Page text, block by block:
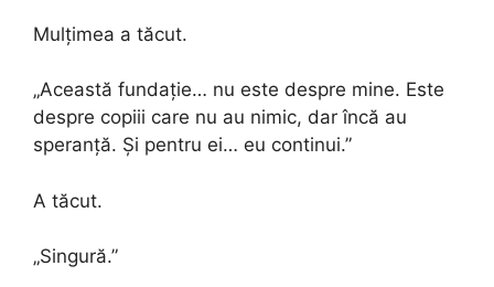
Mulțimea a tăcut.
„Această fundație… nu este despre mine. Este
despre copiii care nu au nimic, dar încă au
speranță. Și pentru ei… eu continui.”
A tăcut.
„Singură.”